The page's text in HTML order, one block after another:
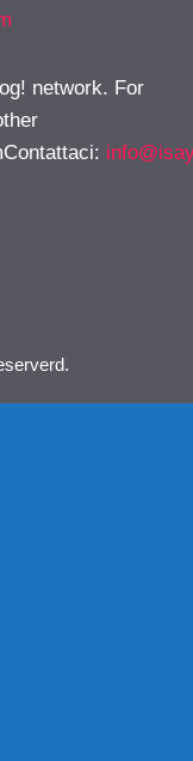
network. For
: